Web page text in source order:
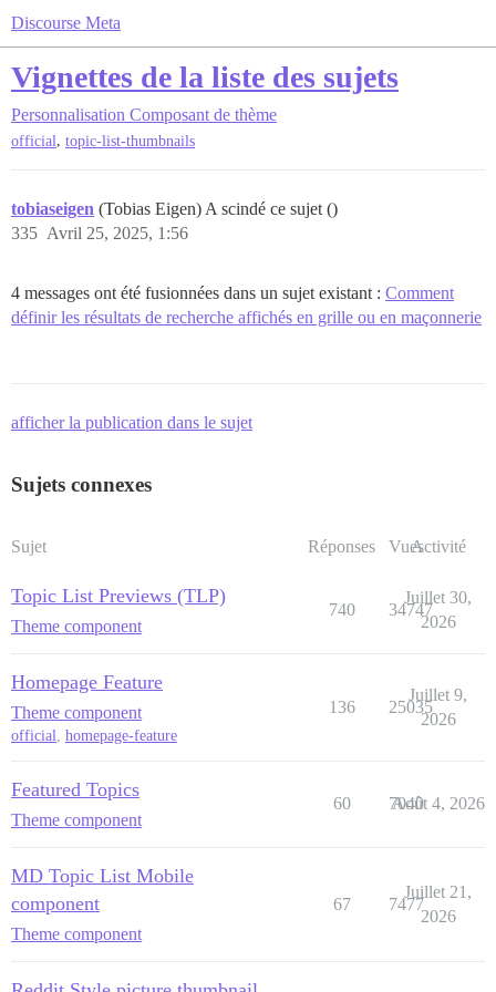
Discourse Meta
Vignettes de la liste des sujets
Personnalisation Composant de thème
official, topic-list-thumbnails
tobiaseigen (Tobias Eigen) A scindé ce sujet ()
Avril 25, 2025, 1:56
335
4 messages ont été fusionnées dans un sujet existant : Comment
définir les résultats de recherche affichés en grille ou en maçonnerie
afficher la publication dans le sujet
Sujets connexes
Sujet Réponses VuesActivité
Topic List Previews (TLP)
Theme component
740 34747
Juillet 30,
2026
Homepage Feature
Theme component
official, homepage-feature
136 25035
Juillet 9,
2026
Featured Topics
Theme component
60 7040
Août 4, 2026
MD Topic List Mobile
component
Theme component
67 7477
Juillet 21,
2026